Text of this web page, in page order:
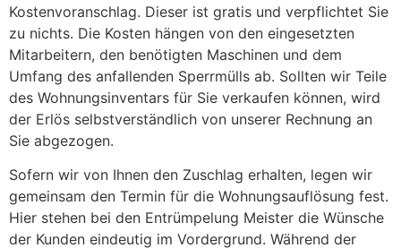
Kostenvoranschlag. Dieser ist gratis und verpflichtet Sie
zu nichts. Die Kosten hängen von den eingesetzten
Mitarbeitern, den benötigten Maschinen und dem
Umfang des anfallenden Sperrmülls ab. Sollten wir Teile
des Wohnungsinventars für Sie verkaufen können, wird
der Erlös selbstverständlich von unserer Rechnung an
Sie abgezogen.
Sofern wir von Ihnen den Zuschlag erhalten, legen wir
gemeinsam den Termin für die Wohnungsauflösung fest.
Hier stehen bei den Entrümpelung Meister die Wünsche
der Kunden eindeutig im Vordergrund. Während der